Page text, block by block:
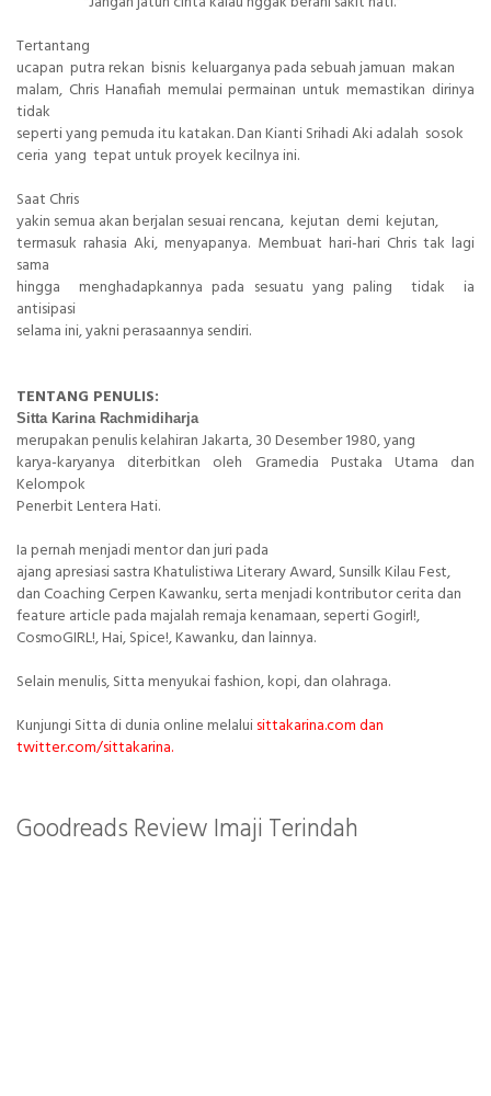
Tertantang
ucapan putra rekan bisnis keluarganya pada sebuah jamuan makan
malam, Chris Hanafiah memulai permainan untuk memastikan dirinya
tidak
seperti yang pemuda itu katakan. Dan Kianti Srihadi Aki adalah sosok
ceria yang tepat untuk proyek kecilnya ini.
Saat Chris
yakin semua akan berjalan sesuai rencana, kejutan demi kejutan,
termasuk rahasia Aki, menyapanya. Membuat hari-hari Chris tak lagi
sama
hingga menghadapkannya pada sesuatu yang paling tidak ia
antisipasi
selama ini, yakni perasaannya sendiri.
TENTANG PENULIS:
Sitta Karina Rachmidiharja
merupakan penulis kelahiran Jakarta, 30 Desember 1980, yang
karya-karyanya diterbitkan oleh Gramedia Pustaka Utama dan
Kelompok
Penerbit Lentera Hati.
Ia pernah menjadi mentor dan juri pada
ajang apresiasi sastra Khatulistiwa Literary Award, Sunsilk Kilau Fest,
dan Coaching Cerpen Kawanku, serta menjadi kontributor cerita dan
feature article pada majalah remaja kenamaan, seperti Gogirl!,
CosmoGIRL!, Hai, Spice!, Kawanku, dan lainnya.
Selain menulis, Sitta menyukai fashion, kopi, dan olahraga.
Kunjungi Sitta di dunia online melaluisittakarina.com dan
twitter.com/sittakarina.
Goodreads Review Imaji Terindah